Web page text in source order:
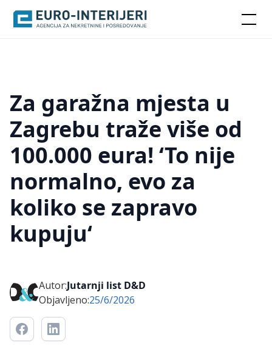
Za garažna mjesta u
Zagrebu traže više od
100.000 eura! ‘To nije
normalno, evo za
koliko se zapravo
kupuju‘
Autor:Jutarnji list D&D
Objavljeno:25/6/2026